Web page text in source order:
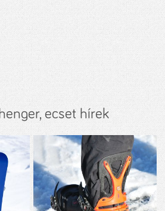
ecset hírek